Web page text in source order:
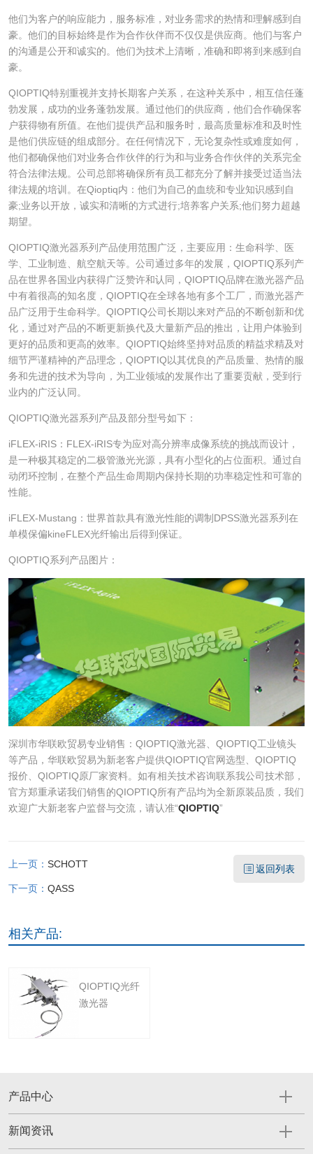
他们为客户的响应能力，服务标准，对业务需求的热情和理解感到自
豪。他们的目标始终是作为合作伙伴而不仅仅是供应商。他们与客户
的沟通是公开和诚实的。他们为技术上清晰，准确和即将到来感到自
豪。
QIOPTIQ特别重视并支持长期客户关系，在这种关系中，相互信任蓬
勃发展，成功的业务蓬勃发展。通过他们的供应商，他们合作确保客
户获得物有所值。在他们提供产品和服务时，最高质量标准和及时性
是他们供应链的组成部分。在任何情况下，无论复杂性或难度如何，
他们都确保他们对业务合作伙伴的行为和与业务合作伙伴的关系完全
符合法律法规。公司总部将确保所有员工都充分了解并接受过适当法
律法规的培训。在Qioptiq内：他们为自己的血统和专业知识感到自
豪;业务以开放，诚实和清晰的方式进行;培养客户关系;他们努力超越
期望。
QIOPTIQ激光器系列产品使用范围广泛，主要应用：生命科学、医
学、工业制造、航空航天等。公司通过多年的发展，QIOPTIQ系列产
品在世界各国业内获得广泛赞许和认同，QIOPTIQ品牌在激光器产品
中有着很高的知名度，QIOPTIQ在全球各地有多个工厂，而激光器产
品广泛用于生命科学。QIOPTIQ公司长期以来对产品的不断创新和优
化，通过对产品的不断更新换代及大量新产品的推出，让用户体验到
更好的品质和更高的效率。QIOPTIQ始终坚持对品质的精益求精及对
细节严谨精神的产品理念，QIOPTIQ以其优良的产品质量、热情的服
务和先进的技术为导向，为工业领域的发展作出了重要贡献，受到行
业内的广泛认同。
QIOPTIQ激光器系列产品及部分型号如下：
iFLEX-iRIS：FLEX-iRIS专为应对高分辨率成像系统的挑战而设计，
是一种极其稳定的二极管激光光源，具有小型化的占位面积。通过自
动闭环控制，在整个产品生命周期内保持长期的功率稳定性和可靠的
性能。
iFLEX-Mustang：世界首款具有激光性能的调制DPSS激光器系列在
单模保偏kineFLEX光纤输出后得到保证。
QIOPTIQ系列产品图片：
深圳市华联欧贸易专业销售：QIOPTIQ激光器、QIOPTIQ工业镜头
等产品，华联欧贸易为新老客户提供QIOPTIQ官网选型、QIOPTIQ
报价、QIOPTIQ原厂家资料。如有相关技术咨询联系我公司技术部，
官方郑重承诺我们销售的QIOPTIQ所有产品均为全新原装品质，我们
欢迎广大新老客户监督与交流，请认准“QIOPTIQ”
上一页： SCHOTT
下一页： QASS
返回列表
相关产品:
QIOPTIQ光纤
激光器
产品中心
新闻资讯